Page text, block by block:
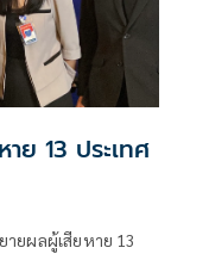
ย 13 ประเทศ
ายผลผู้เสียหาย 13